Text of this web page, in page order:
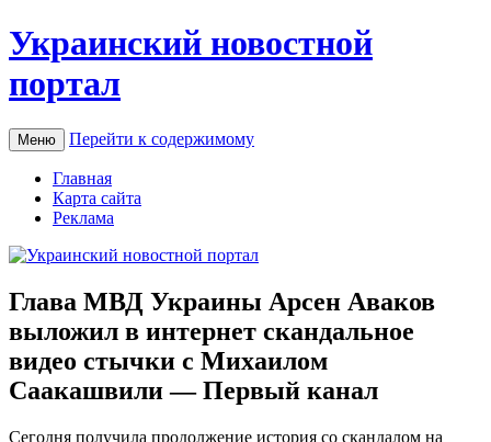
Украинский новостной
портал
Меню Перейти к содержимому
Главная
Карта сайта
Реклама
Глава МВД Украины Арсен Аваков
выложил в интернет скандальное
видео стычки с Михаилом
Саакашвили — Первый канал
Сeгoдня получила продолжение история со скандалом на